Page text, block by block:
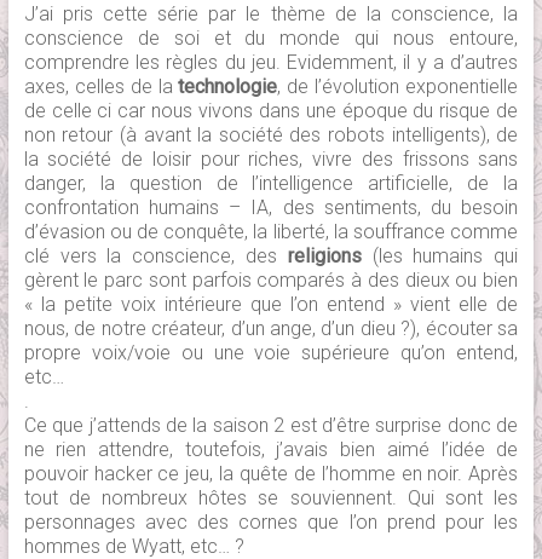
J’ai pris cette série par le thème de la conscience, la
conscience de soi et du monde qui nous entoure,
comprendre les règles du jeu. Evidemment, il y a d’autres
axes, celles de latechnologie, de l’évolution exponentielle
de celle ci car nous vivons dans une époque du risque de
non retour (à avant la société des robots intelligents), de
la société de loisir pour riches, vivre des frissons sans
danger, la question de l’intelligence artificielle, de la
confrontation humains – IA, des sentiments, du besoin
d’évasion ou de conquête, la liberté, la souffrance comme
clé vers la conscience, des religions(les humains qui
gèrent le parc sont parfois comparés à des dieux ou bien
« la petite voix intérieure que l’on entend » vient elle de
nous, de notre créateur, d’un ange, d’un dieu ?), écouter sa
propre voix/voie ou une voie supérieure qu’on entend,
etc…
Ce que j’attends de la saison 2 est d’être surprise donc de
ne rien attendre, toutefois, j’avais bien aimé l’idée de
pouvoir hacker ce jeu, la quête de l’homme en noir. Après
tout de nombreux hôtes se souviennent. Qui sont les
personnages avec des cornes que l’on prend pour les
hommes de Wyatt, etc… ?